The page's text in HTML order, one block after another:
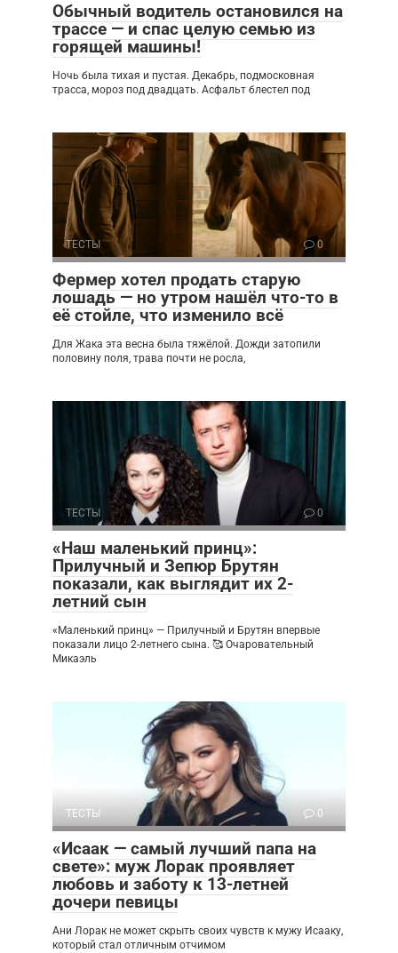
Обычный водитель остановился на
трассе — и спас целую семью из
горящей машины!
Ночь была тихая и пустая. Декабрь, подмосковная
трасса, мороз под двадцать. Асфальт блестел под
ТЕСТЫ 0
Фермер хотел продать старую
лошадь — но утром нашёл что-то в
её стойле, что изменило всё
Для Жака эта весна была тяжёлой. Дожди затопили
половину поля, трава почти не росла,
ТЕСТЫ 0
«Наш маленький принц»:
Прилучный и Зепюр Брутян
показали, как выглядит их 2-
летний сын
«Маленький принц» — Прилучный и Брутян впервые
показали лицо 2-летнего сына. 🥰 Очаровательный
Микаэль
ТЕСТЫ 0
«Исаак — самый лучший папа на
свете»: муж Лорак проявляет
любовь и заботу к 13-летней
дочери певицы
Ани Лорак не может скрыть своих чувств к мужу Исааку,
который стал отличным отчимом